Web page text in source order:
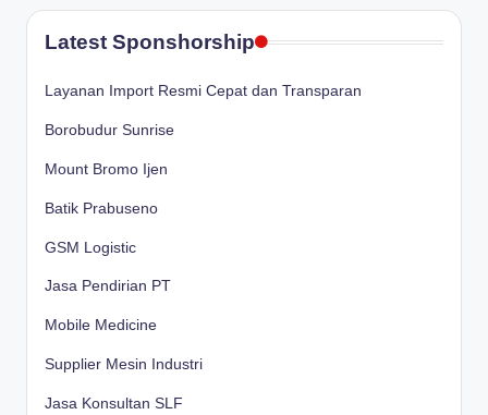
Latest Sponshorship
Layanan Import Resmi Cepat dan Transparan
Borobudur Sunrise
Mount Bromo Ijen
Batik Prabuseno
GSM Logistic
Jasa Pendirian PT
Mobile Medicine
Supplier Mesin Industri
Jasa Konsultan SLF